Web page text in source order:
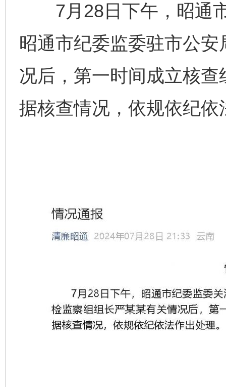
7月28日下午，昭通市
昭通市纪委监委驻市公
况后，第一时间成立核
据核查情况，依规依纪依